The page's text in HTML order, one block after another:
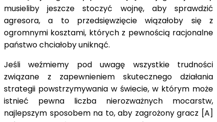
musieliby jeszcze stoczyć wojnę, aby sprawdzić
agresora, a to przedsięwzięcie wiązałoby się z
ogromnymi kosztami, których z pewnością racjonalne
państwo chciałoby uniknąć.
Jeśli weźmiemy pod uwagę wszystkie trudności
związane z zapewnieniem skutecznego działania
strategii powstrzymywania w świecie, w którym może
istnieć pewna liczba nierozważnych mocarstw,
najlepszym sposobem na to, aby zagrożony gracz [A]